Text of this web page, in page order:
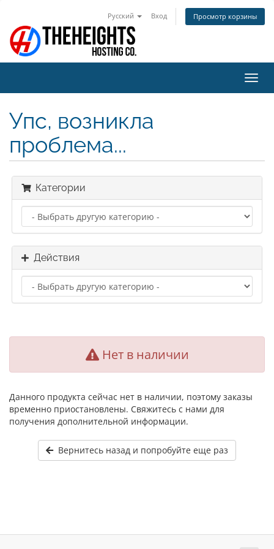
Русский Вход Просмотр корзины
Упс, возникла
проблема...
Категории
Действия
Нет в наличии
Данного продукта сейчас нет в наличии, поэтому заказы
временно приостановлены. Свяжитесь с нами для
получения дополнительной информации.
Вернитесь назад и попробуйте еще раз